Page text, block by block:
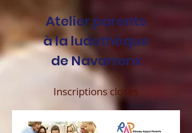
Atelier parents
à la ludothèque
de Navarrenx
Inscriptions closes